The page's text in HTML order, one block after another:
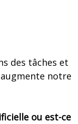
des tâches et
notre
ou est-ce